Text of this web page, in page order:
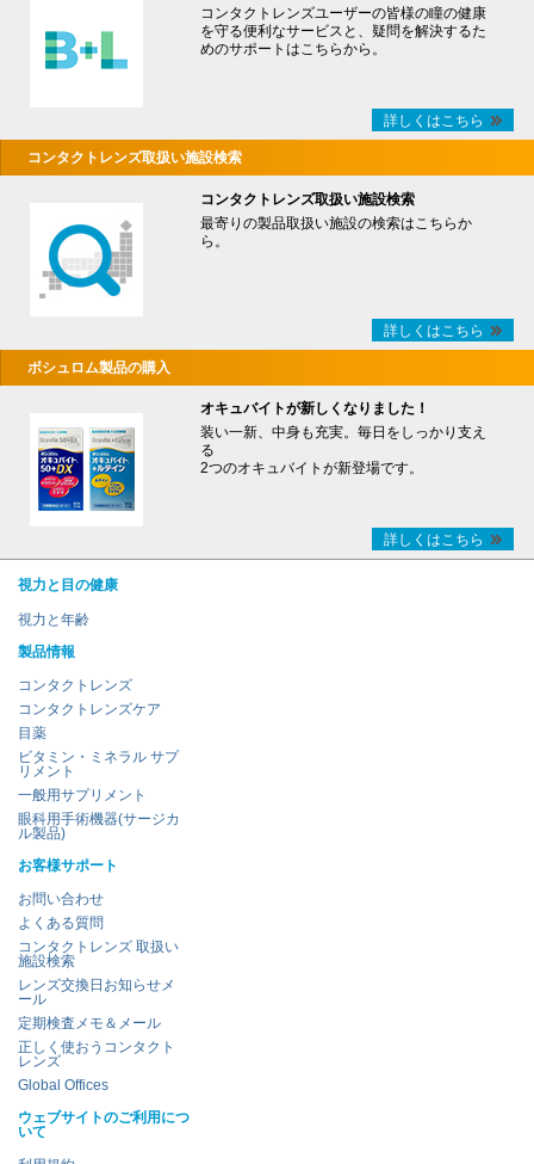
コンタクトレンズユーザーの皆様の瞳の健康
を守る便利なサービスと、疑問を解決するた
めのサポートはこちらから。
詳しくはこちら
コンタクトレンズ取扱い施設検索
コンタクトレンズ取扱い施設検索
最寄りの製品取扱い施設の検索はこちらか
ら。
詳しくはこちら
ボシュロム製品の購入
オキュバイトが新しくなりました！
装い一新、中身も充実。毎日をしっかり支え
る
2つのオキュバイトが新登場です。
詳しくはこちら
視力と目の健康
視力と年齢
製品情報
コンタクトレンズ
コンタクトレンズケア
目薬
ビタミン・ミネラル サプ
リメント
一般用サプリメント
眼科用手術機器(サージカ
ル製品)
お客様サポート
お問い合わせ
よくある質問
コンタクトレンズ 取扱い
施設検索
レンズ交換日お知らせメ
ール
定期検査メモ＆メール
正しく使おうコンタクト
レンズ
Global Offices
ウェブサイトのご利用につ
いて